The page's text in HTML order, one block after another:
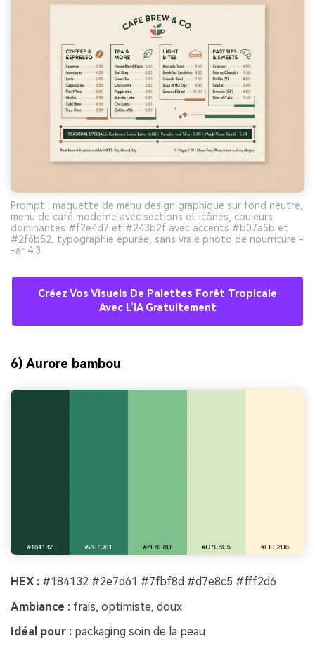
Prompt : maquette de menu design graphique sur fond neutre,
menu de café moderne avec sections et icônes, couleurs
dominantes #f2e4d7 et #243b2f avec accents #b07a5b et
#2f6b52, typographie épurée, sans vraie photo de nourriture -
-ar 4:3
Créez Vos Visuels De Palettes Forêt Tropicale
Avec L’IA Gratuitement
6) Aurore bambou
HEX : #184132 #2e7d61 #7fbf8d #d7e8c5 #fff2d6
Ambiance : frais, optimiste, doux
Idéal pour : packaging soin de la peau